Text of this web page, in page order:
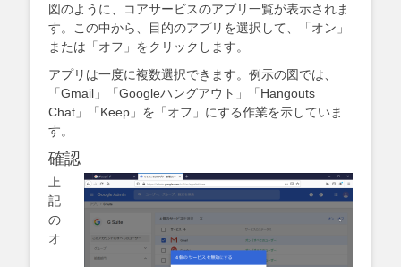
図のように、コアサービスのアプリ一覧が表示されま
す。この中から、目的のアプリを選択して、「オン」
または「オフ」をクリックします。
アプリは一度に複数選択できます。例示の図では、
「Gmail」「Googleハングアウト」「Hangouts
Chat」「Keep」を「オフ」にする作業を示していま
す。
確認
上
記
の
オ